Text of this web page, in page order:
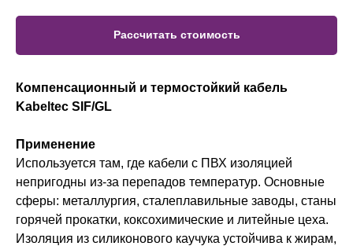
Рассчитать стоимость
Компенсационный и термостойкий кабель
Kabeltec SIF/GL
Применение
Используется там, где кабели с ПВХ изоляцией
непригодны из-за перепадов температур. Основные
сферы: металлургия, сталеплавильные заводы, станы
горячей прокатки, коксохимические и литейные цеха.
Изоляция из силиконового каучука устойчива к жирам,